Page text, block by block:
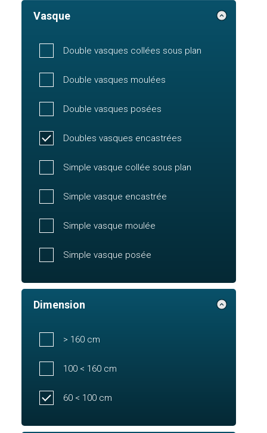
Vasque
Double vasques collées sous plan
Double vasques moulées
Double vasques posées
Doubles vasques encastrées
Simple vasque collée sous plan
Simple vasque encastrée
Simple vasque moulée
Simple vasque posée
Dimension
> 160 cm
100 < 160 cm
60 < 100 cm